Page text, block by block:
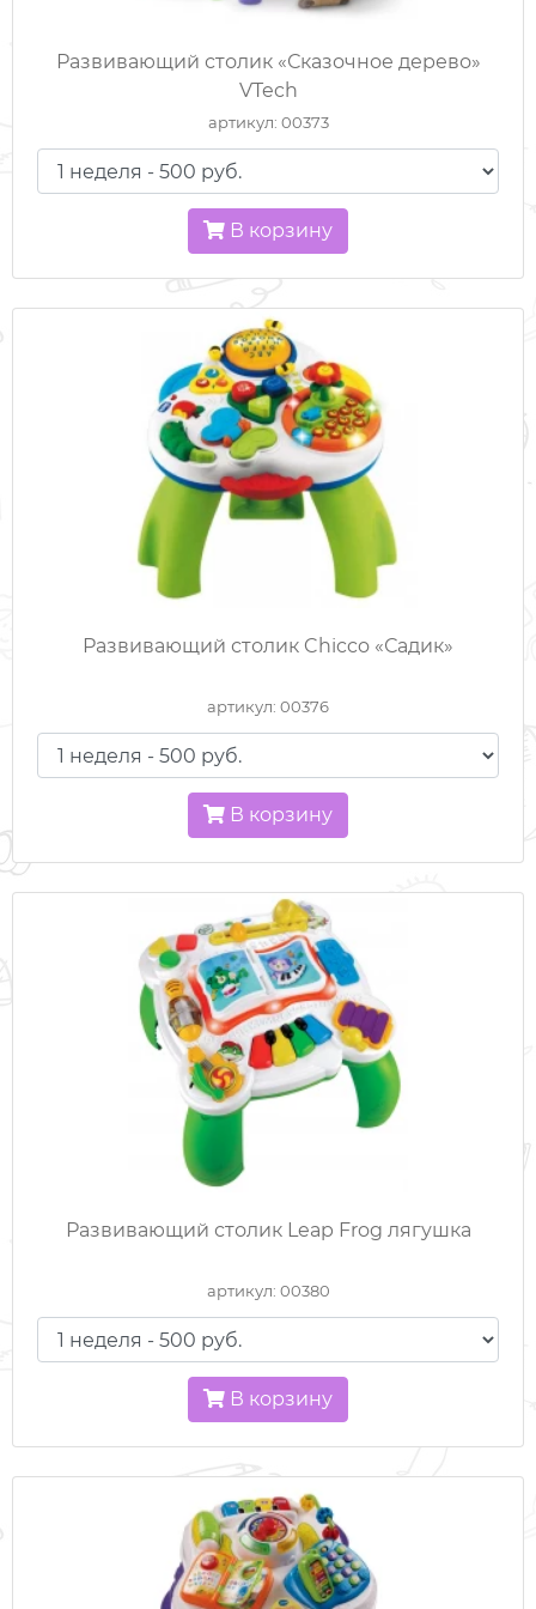
КОЛЯСКИ
КРОВАТКИ / МАНЕЖИ
МЕДИЦИНСКОЕ ОБОРУДОВАНИЕ
РАЗВИВАЮЩИЕ ИГРУШКИ
СПОРТКОМПЛЕКСЫ
СТУЛЬЧИКИ ДЛЯ КОРМЛЕНИЯ
ХОДУНКИ / ПРЫГУНКИ
ШЕЗЛОНГИ
ЭЛЕКТРОКАЧЕЛИ
ЭЛЕКТРОМОБИЛИ
МУЗЫКАЛЬНЫЕ МОБИЛИ
КАЧЕЛИ НАПОЛЬНЫЕ
Развивающий столик «Сказочное дерево»
VTech
артикул: 00373
В корзину
Развивающий столик Chicco «Садик»
артикул: 00376
В корзину
Развивающий столик Leap Frog лягушка
артикул: 00380
В корзину